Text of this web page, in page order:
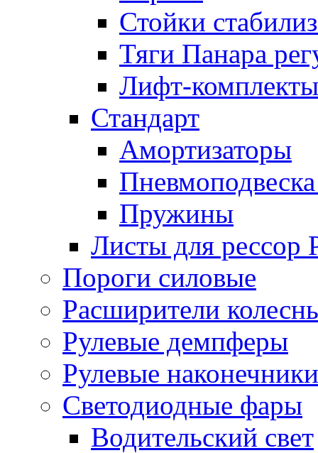
Стойки
Тяги Панара
Лифт-
Стандарт
Амортизаторы
Пружины
Листы для
Пороги силовые
Расширители
Рулевые демпферы
Рулевые наконечники
Светодиодные фары
Водительский свет